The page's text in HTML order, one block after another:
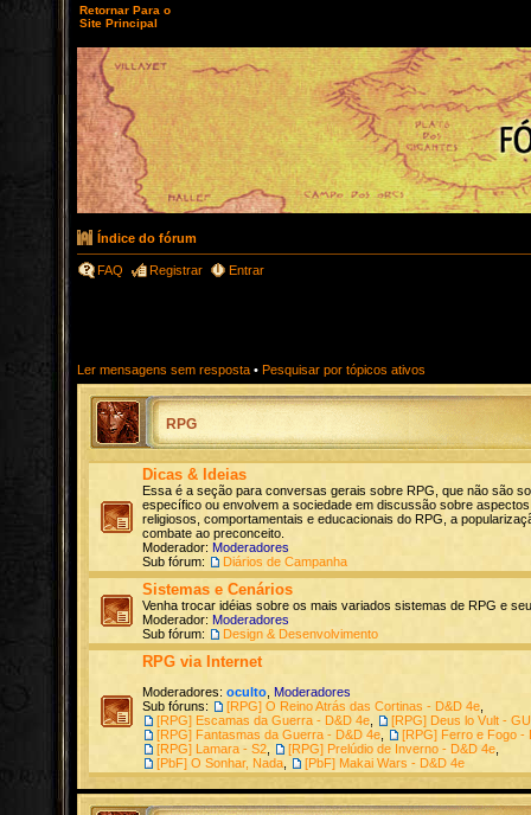
Retornar Para o
Site Principal
Índice do fórum
FAQ Registrar Entrar
Ler mensagens sem resposta • Pesquisar por tópicos ativos
RPG
Dicas & Ideias
Essa é a seção para conversas gerais sobre RPG, que não são
específico ou envolvem a sociedade em discussão sobre
religiosos, comportamentais e educacionais do RPG, a
combate ao preconceito.
Moderador: Moderadores
Sub fórum:
Diários de Campanha
Sistemas e Cenários
Venha trocar idéias sobre os mais variados sistemas de RPG e
Moderador: Moderadores
Sub fórum:
Design & Desenvolvimento
RPG via Internet
Moderadores: oculto Moderadores
Sub fóruns:
[RPG] O Reino Atrás das Cortinas - D&D 4e
[RPG] Escamas da Guerra - D&D 4e
[RPG] Deus lo Vult -
[RPG] Fantasmas da Guerra - D&D 4e
[RPG] Ferro e Fogo -
[RPG] Lamara - S2
[RPG] Prelúdio de Inverno - D&D 4e
[PbF] O Sonhar, Nada
[PbF] Makai Wars - D&D 4e